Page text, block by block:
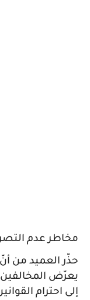
مخاطر عدم
حذّر العميد من
يعرّض المخالفين
إلى احترام